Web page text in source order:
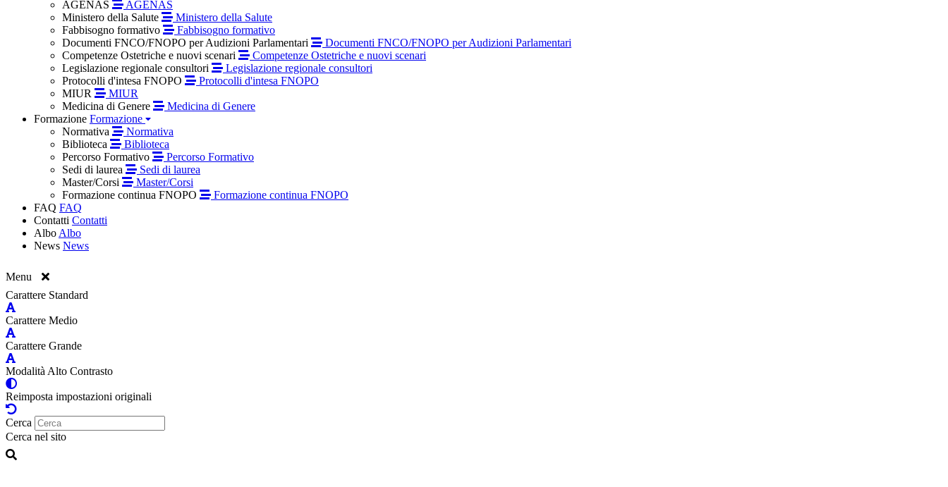
AGENAS
AGENAS
Ministero della Salute
Ministero della Salute
Fabbisogno formativo
Fabbisogno formativo
Documenti FNCO/FNOPO per Audizioni Parlamentari
Documenti FNCO/FNOPO per Audizioni Parlamentari
Competenze Ostetriche e nuovi scenari
Competenze Ostetriche e nuovi scenari
Legislazione regionale consultori
Legislazione regionale consultori
Protocolli d'intesa FNOPO
Protocolli d'intesa FNOPO
MIUR
MIUR
Medicina di Genere
Medicina di Genere
Formazione Formazione
Normativa
Normativa
Biblioteca
Biblioteca
Percorso Formativo
Percorso Formativo
Sedi di laurea
Sedi di laurea
Master/Corsi
Master/Corsi
Formazione continua FNOPO
Formazione continua FNOPO
FAQ FAQ
Contatti Contatti
Albo Albo
News News
Menu
Carattere Standard
Carattere Medio
Carattere Grande
Modalità Alto Contrasto
Reimposta impostazioni originali
Cerca
Cerca nel sito